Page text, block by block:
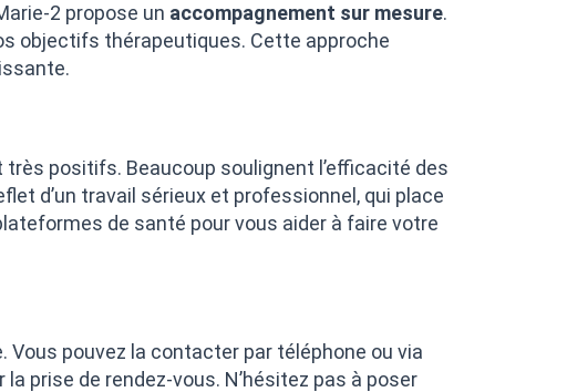
2 propose un accompagnement sur mesure.
objectifs thérapeutiques. Cette approche
positifs. Beaucoup soulignent l’efficacité des
d’un travail sérieux et professionnel, qui place
de santé pour vous aider à faire votre
pouvez la contacter par téléphone ou via
prise de rendez-vous. N’hésitez pas à poser